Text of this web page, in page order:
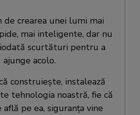
de crearea unei lumi mai
mai inteligente, dar nu
scurtături pentru a
ajunge acolo.
construiește, instalează
tehnologia noastră, fie că
pe ea, siguranța vine